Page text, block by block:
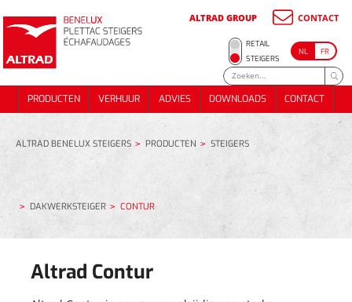
ALTRAD GROUP CONTACT
RETAIL
STEIGERS
NL FR
PRODUCTEN
METSSTEIGER
TRAPPEN EN PUBLIEKE TOEGANG
EVENTS
ALUMINIUM DAKWERKSTELLING 74 m²
VERHUUR ADVIES DOWNLOADS CONTACT
METSSTEIGER
ONDERSTEUNINGS- STEIGER
DOWNLOADS
ALTRAD BENELUX STEIGERS PRODUCTEN STEIGERS
DAKWERKSTEIGER CONTUR
Altrad Contur